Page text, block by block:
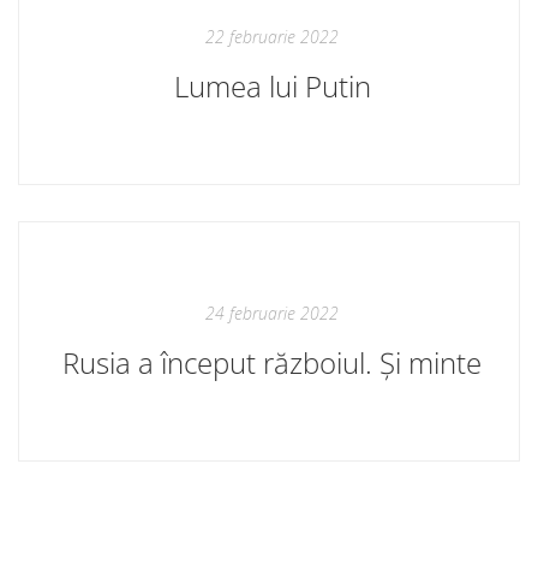
22 februarie 2022
Lumea lui Putin
24 februarie 2022
Rusia a început războiul. Și minte